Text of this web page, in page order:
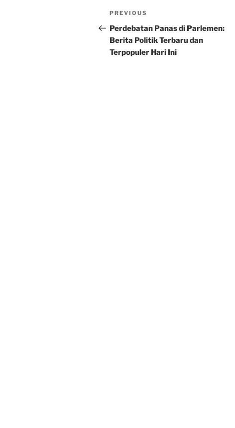
Post
navigation
Previous
Post
PREVIOUS
Perdebatan Panas di Parlemen:
Berita Politik Terbaru dan
Terpopuler Hari Ini